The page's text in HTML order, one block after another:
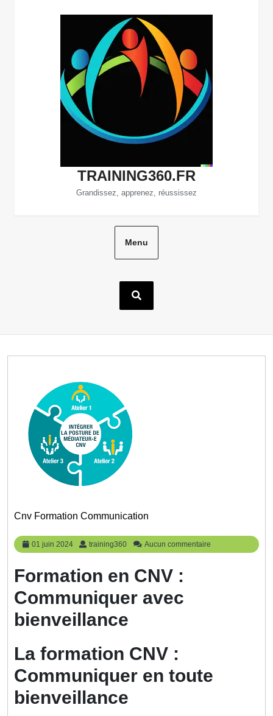
TRAINING360.FR
Grandissez, apprenez, réussissez
Menu
Cnv Formation Communication
01 juin 2024
01
juin
training360 training360
Aucun commentaire
Formation en CNV :
Communiquer avec
bienveillance
La formation CNV :
Communiquer en toute
bienveillance